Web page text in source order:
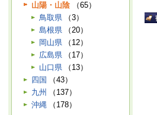
山陽・山陰 （65）
鳥取県
（3）
島根県
（20）
岡山県
（12）
広島県
（17）
山口県
（13）
四国
（43）
九州
（137）
沖縄
（178）